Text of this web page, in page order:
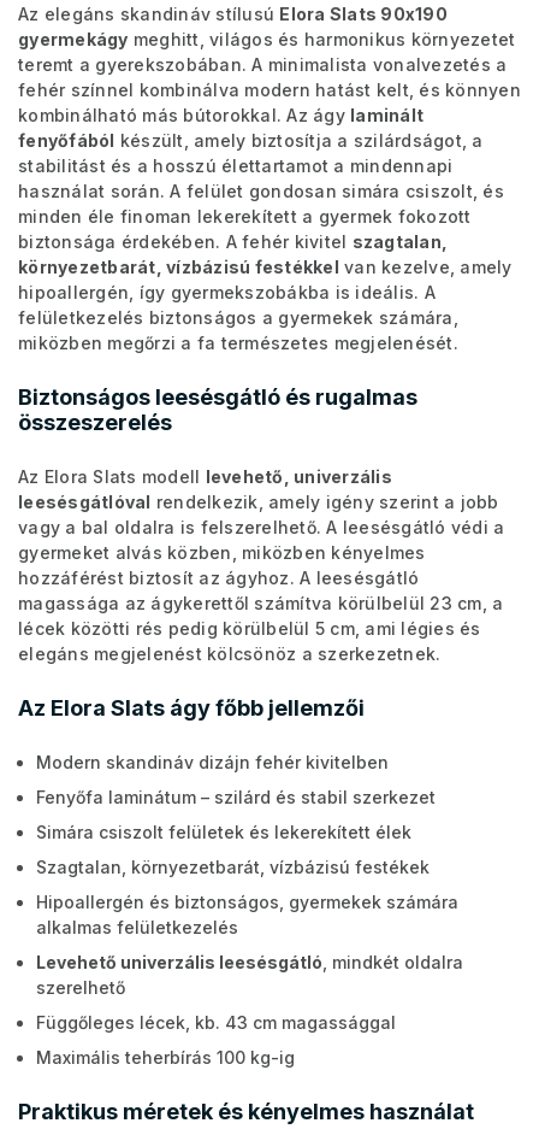
Az elegáns skandináv stílusú Elora Slats 90x190
gyermekágy meghitt, világos és harmonikus környezetet
teremt a gyerekszobában. A minimalista vonalvezetés a
fehér színnel kombinálva modern hatást kelt, és könnyen
kombinálható más bútorokkal. Az ágy laminált
fenyőfából készült, amely biztosítja a szilárdságot, a
stabilitást és a hosszú élettartamot a mindennapi
használat során. A felület gondosan simára csiszolt, és
minden éle finoman lekerekített a gyermek fokozott
biztonsága érdekében. A fehér kivitel szagtalan,
környezetbarát, vízbázisú festékkel van kezelve, amely
hipoallergén, így gyermekszobákba is ideális. A
felületkezelés biztonságos a gyermekek számára,
miközben megőrzi a fa természetes megjelenését.
Biztonságos leesésgátló és rugalmas
összeszerelés
Az Elora Slats modell levehető, univerzális
leesésgátlóval rendelkezik, amely igény szerint a jobb
vagy a bal oldalra is felszerelhető. A leesésgátló védi a
gyermeket alvás közben, miközben kényelmes
hozzáférést biztosít az ágyhoz. A leesésgátló
magassága az ágykerettől számítva körülbelül 23 cm, a
lécek közötti rés pedig körülbelül 5 cm, ami légies és
elegáns megjelenést kölcsönöz a szerkezetnek.
Az Elora Slats ágy főbb jellemzői
Modern skandináv dizájn fehér kivitelben
Fenyőfa laminátum – szilárd és stabil szerkezet
Simára csiszolt felületek és lekerekített élek
Szagtalan, környezetbarát, vízbázisú festékek
Hipoallergén és biztonságos, gyermekek számára
alkalmas felületkezelés
Levehető univerzális leesésgátló , mindkét oldalra
szerelhető
Függőleges lécek, kb. 43 cm magassággal
Maximális teherbírás 100 kg-ig
Praktikus méretek és kényelmes használat